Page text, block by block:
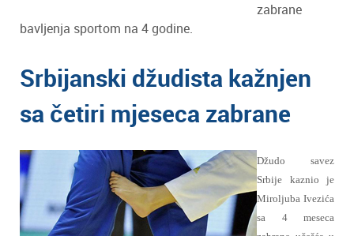
zabrane
bavljenja sportom na 4 godine.
Srbijanski džudista kažnjen
sa četiri mjeseca zabrane
Džudo savez
Srbije kaznio je
Miroljuba Ivezića
sa 4 meseca